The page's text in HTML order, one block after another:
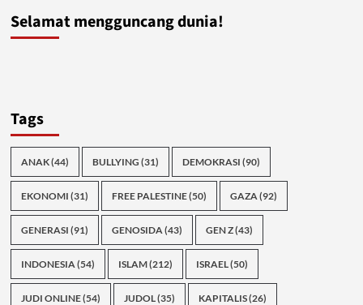
Selamat mengguncang dunia!
Tags
ANAK(44) BULLYING (31) DEMOKRASI (90)
EKONOMI (31) FREE PALESTINE(50) GAZA(92)
GENERASI (91) GENOSIDA(43) GEN Z(43)
INDONESIA(54) ISLAM(212) ISRAEL(50)
JUDI ONLINE(54) JUDOL(35) KAPITALIS(26)